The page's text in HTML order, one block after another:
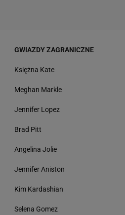
GWIAZDY ZAGRANICZNE
Księżna Kate
Meghan Markle
Jennifer Lopez
Brad Pitt
Angelina Jolie
Jennifer Aniston
Kim Kardashian
Selena Gomez